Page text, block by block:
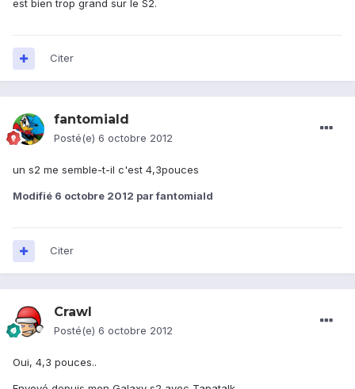
est bien trop grand sur le S2.
Citer
fantomiald
Posté(e) 6 octobre 2012
un s2 me semble-t-il c'est 4,3pouces
Modifié 6 octobre 2012 par fantomiald
Citer
Crawl
Posté(e) 6 octobre 2012
Oui, 4,3 pouces..